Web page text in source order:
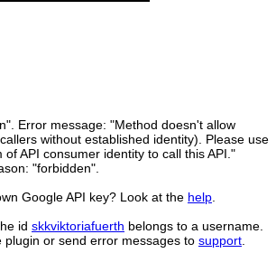
Error message: "Method doesn't allow
without established identity). Please use
API consumer identity to call this API."
"forbidden".
Google API key? Look at the help
id skkviktoriafuerth belongs to a username.
plugin or send error messages to support